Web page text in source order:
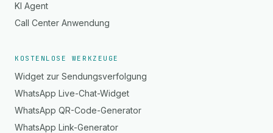
KI Agent
Call Center Anwendung
KOSTENLOSE WERKZEUGE
Widget zur Sendungsverfolgung
WhatsApp Live-Chat-Widget
WhatsApp QR-Code-Generator
WhatsApp Link-Generator